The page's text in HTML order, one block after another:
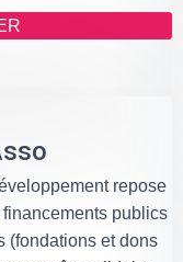
repose
publics
(fondations et dons